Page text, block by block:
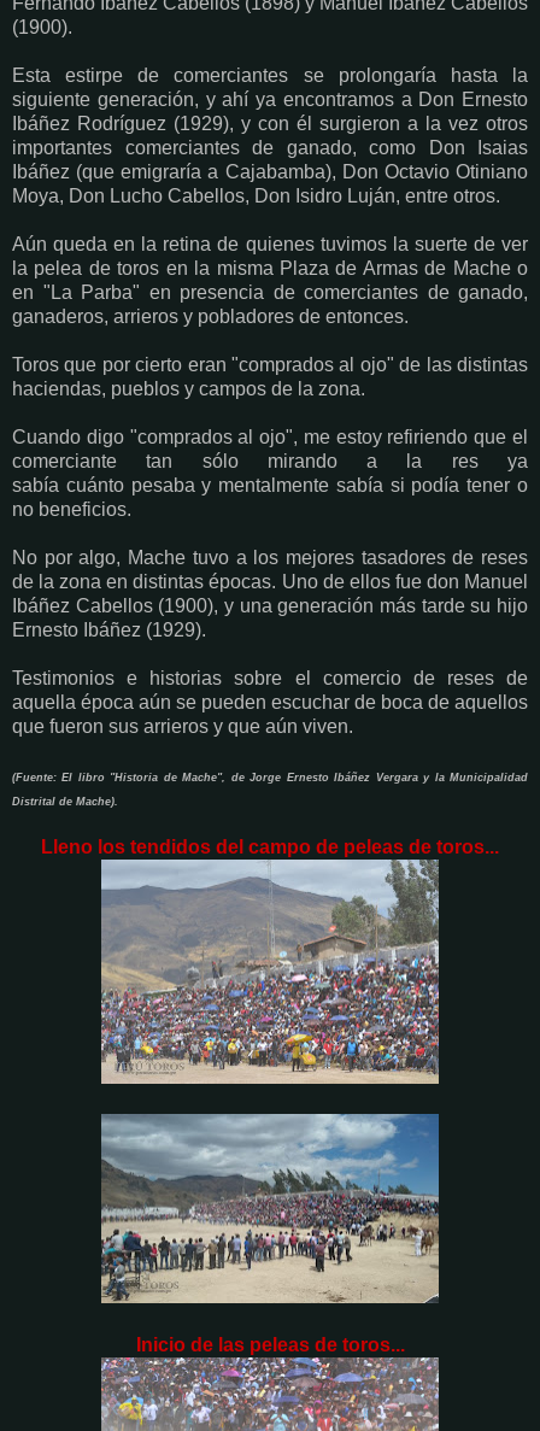
(1900).
Esta estirpe de comerciantes se prolongaría hasta la
siguiente generación, y ahí ya encontramos a Don Ernesto
Ibáñez Rodríguez (1929), y con él surgieron a la vez otros
importantes comerciantes de ganado, como Don Isaias
Ibáñez (que emigraría a Cajabamba), Don Octavio Otiniano
Moya, Don Lucho Cabellos, Don Isidro Luján, entre otros.
Aún queda en la retina de quienes tuvimos la suerte de ver
la pelea de toros en la misma Plaza de Armas de Mache o
en "La Parba" en presencia de comerciantes de ganado,
ganaderos, arrieros y pobladores de entonces.
Toros que por cierto eran "comprados al ojo" de las distintas
haciendas, pueblos y campos de la zona.
Cuando digo "comprados al ojo", me estoy refiriendo que el
comerciante tan sólo mirando a la res ya
sabía cuánto pesaba y mentalmente sabía si podía tener o
no beneficios.
No por algo, Mache tuvo a los mejores tasadores de reses
de la zona en distintas épocas. Uno de ellos fue don Manuel
Ibáñez Cabellos (1900), y una generación más tarde su hijo
Ernesto Ibáñez (1929).
Testimonios e historias sobre el comercio de reses de
aquella época aún se pueden escuchar de boca de aquellos
que fueron sus arrieros y que aún viven.
(Fuente: El libro "Historia de Mache", deJorge Ernesto Ibáñez Vergara y la Municipalidad
Distrital de Mache).
Lleno los tendidos del campo de peleas de toros...
Inicio de las peleas de toros...